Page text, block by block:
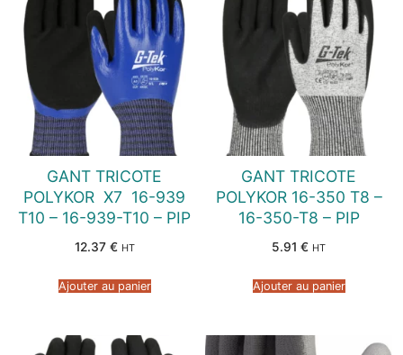
GANT TRICOTE
POLYKOR  X7  16-939
T10 – 16-939-T10 – PIP
12.37 € HT
Ajouter au panier
GANT TRICOTE
POLYKOR 16-350 T8 –
16-350-T8 – PIP
5.91 € HT
Ajouter au panier